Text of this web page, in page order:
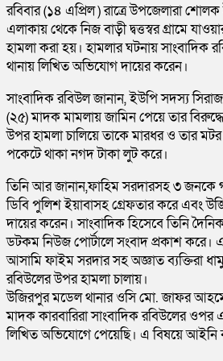
রবিবার (১৪ এপ্রিল ) রাত্রে উপজেলারা শোলক
এলাকায় থেকে নিজ বাড়ী দ্বত্তস্বর গ্রামে
হামলা করা হয়। হামলার ঘটনায়
থানায় লিখিত অভিযোগ দায়ের করেন।
সাংবাদিক রবিউল জানান, ইউপি সদস্য
(২৫) মাদক মামলায় জামিন পেয়ে তার
উপর হামলা চালিয়ে তাকে মারধর ও তার
পকেটে থাকা নগদ টাকা লুট করে।
তিনি আর জানান,ফাহিম সরদারসহ ৩ জনকে
ডিবি পুলিশ ইয়াবাসহ গ্রেফতার করে এবং
দায়ের করেন। সাংবাদিক হিসেবে তিনি
ডটকম নিউজ পোর্টালে সংবাদ প্রকাশ করে।
আসামি ফাইম সরদার সহ অজ্ঞাত ব্যক্তিরা
রবিউলের উপর হামলা চালায়।
উজিরপুর মডেল থানার ওসি মো. জাফর
মাদক কারবারিরা সাংবাদিক রবিউলের ওপর
লিখিত অভিযোগে পেয়েছি। এ বিষয়ে আইনি